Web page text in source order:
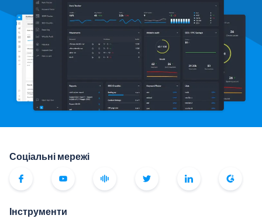
Соціальні мережі
Інструменти